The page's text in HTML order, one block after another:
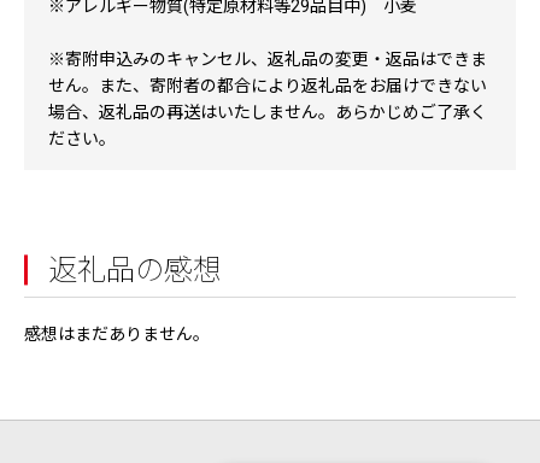
※アレルギー物質(特定原材料等29品目中) 小麦
※寄附申込みのキャンセル、返礼品の変更・返品はできま
せん。また、寄附者の都合により返礼品をお届けできない
場合、返礼品の再送はいたしません。あらかじめご了承く
ださい。
返礼品の感想
感想はまだありません。